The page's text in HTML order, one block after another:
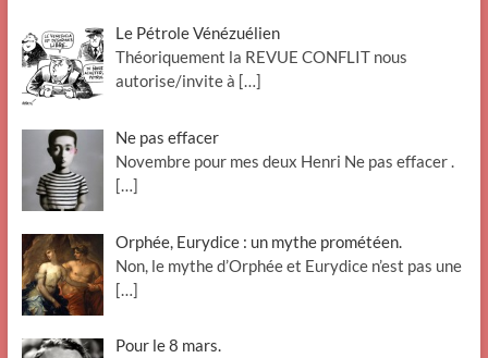
Le Pétrole Vénézuélien
Théoriquement la REVUE CONFLIT nous
autorise/invite à […]
Ne pas effacer
Novembre pour mes deux Henri Ne pas effacer .
[…]
Orphée, Eurydice : un mythe prométéen.
Non, le mythe d’Orphée et Eurydice n’est pas une
[…]
Pour le 8 mars.